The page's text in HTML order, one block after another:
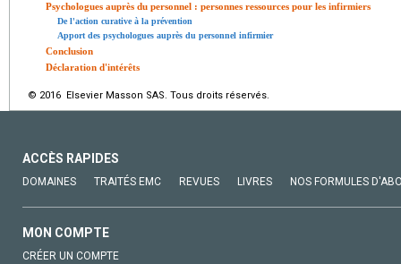
Psychologues auprès du personnel : personnes ressources pour les infirmiers
De l'action curative à la prévention
Apport des psychologues auprès du personnel infirmier
Conclusion
Déclaration d'intérêts
© 2016 Elsevier Masson SAS. Tous droits réservés.
ACCÈS RAPIDES
DOMAINES TRAITÉS EMC REVUES LIVRES NOS FORMULES
MON COMPTE
CRÉER UN COMPTE